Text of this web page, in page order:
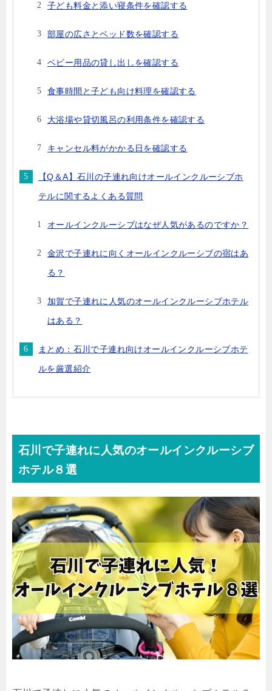
子ども料金と添い寝条件を確認する
部屋の広さとベッド数を確認する
ベビー用品の貸し出しを確認する
食事時間と子ども向け料理を確認する
大浴場や貸切風呂の利用条件を確認する
キャンセル料がかかる日を確認する
【Q＆A】石川の子連れ向けオールインクルーシブホ
テルに関するよくある質問
オールインクルーシブはなぜ人気があるのですか？
金沢で子連れに向くオールインクルーシブの宿はあ
る？
加賀で子連れに人気のオールインクルーシブホテル
はある？
まとめ：石川で子連れ向けオールインクルーシブホテ
ルを厳選紹介
石川で子連れに人気のオールインクルーシブ
ホテル８選